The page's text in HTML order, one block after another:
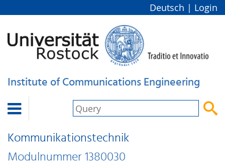
Deutsch | Login
Institute of Communications Engineering
 
Kommunikationstechnik